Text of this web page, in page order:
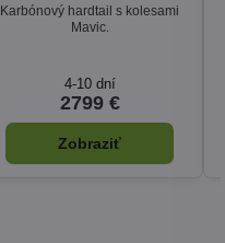
Karbónový hardtail s kolesami
Mavic.
4-10 dní
2799 €
Zobraziť